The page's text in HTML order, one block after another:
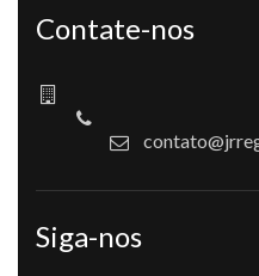
Contate-nos
Siga-nos